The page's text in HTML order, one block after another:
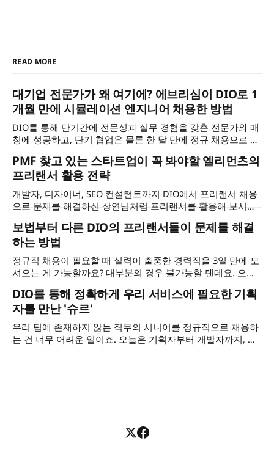
READ MORE
대기업 전문가가 왜 여기에? 에브리심이 DIO로 1
개월 만에 시뮬레이션 엔지니어 채용한 방법
DIO를 통해 단기간에 전문성과 실무 경험을 갖춘 전문가와 매
칭에 성공하고, 단기 협업은 물론 한 달 만에 정규 채용으로 이
떻게 풀어나갈 수 있었는지, 그리고 그 과정에서 DIO가 어떤
역할을 했는지 들어보았습니다.
PMF 찾고 있는 스타트업이 꼭 봐야할 엘리먼츠의
프리랜서 활용 전략
개발자, 디자이너, SEO 컨설턴트까지 DIO에서 프리랜서 채용
으로 문제를 해결하신 상연님처럼 프리랜서를 활용해 보시면
으로 문제를 해결하셨는지, DIO를 계속 활용하시려는 이유가
무엇인지 인터뷰에서 확인해 보세요.
보법부터 다른 DIO의 프리랜서들이 문제를 해결
하는 방법
정규직 채용이 필요할 때 실력이 출중한 경력직을 3일 만에 모
셔오는 게 가능할까요? 대부분의 경우 불가능할 텐데요. 오늘
만에 만난. 그리고 회사의 전반적인 방향성을 함께 논의하고
당장 필요한 임팩트까지 얻은 하이퍼노바 박현무 대표님의 이
야기를 준비했습니다. 대표님이 DIO를 쓰기 전 다른 서비스를
왜 이탈하셨는지, 마케터와 디자이너 프리랜서에게 어떤 도움
을 받으셨는지 인터뷰에서 확인해 보세요.
DIO를 통해 정확하게 우리 서비스에 필요한 기획
자를 만난 '슈르'
우리 팀에 존재하지 않는 직무의 시니어를 정규직으로 채용하
는 건 너무 어려운 일이죠. 오늘은 기획자부터 개발자까지, 프